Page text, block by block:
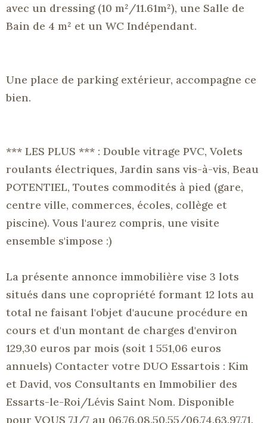
avec un dressing (10 m²/11.61m²), une Salle de
Bain de 4 m² et un WC Indépendant.
Une place de parking extérieur, accompagne ce
bien.
*** LES PLUS *** : Double vitrage PVC, Volets
roulants électriques, Jardin sans vis-à-vis, Beau
POTENTIEL, Toutes commodités à pied (gare,
centre ville, commerces, écoles, collège et
piscine). Vous l'aurez compris, une visite
ensemble s'impose :)
La présente annonce immobilière vise 3 lots
situés dans une copropriété formant 12 lots au
total ne faisant l'objet d'aucune procédure en
cours et d'un montant de charges d'environ
129,30 euros par mois (soit 1 551,06 euros
annuels) Contacter votre DUO Essartois : Kim
et David, vos Consultants en Immobilier des
Essarts-le-Roi/Lévis Saint Nom. Disponible
pour VOUS 7J/7 au 06.76.08.50.55/06.74.63.97.71.